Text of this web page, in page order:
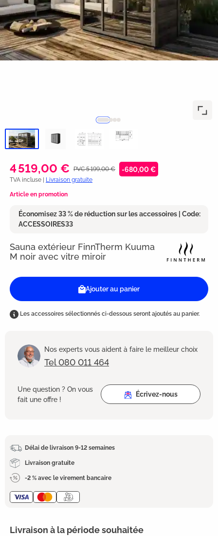
4 519,00 € PVC 5 199,00 € -680,00 €
TVA incluse | Livraison gratuite
Article en promotion
Économisez 33 % de réduction sur les accessoires | Code:
ACCESSOIRES33
Sauna extérieur FinnTherm Kuuma
M noir avec vitre miroir
Ajouter au panier
Les accessoires sélectionnés ci-dessous seront ajoutés au panier.
Nos experts vous aident à faire le meilleur choix
Tel 080 011 464
Une question ? On vous
fait une offre !
Écrivez-nous
Délai de livraison 9-12 semaines
Livraison gratuite
-2 % avec le virement bancaire
Livraison à la période souhaitée